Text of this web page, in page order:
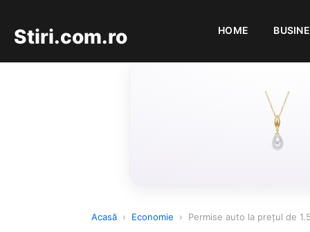
Stiri.com.ro HOME
Acasă › Economie › Permise auto la preţul de